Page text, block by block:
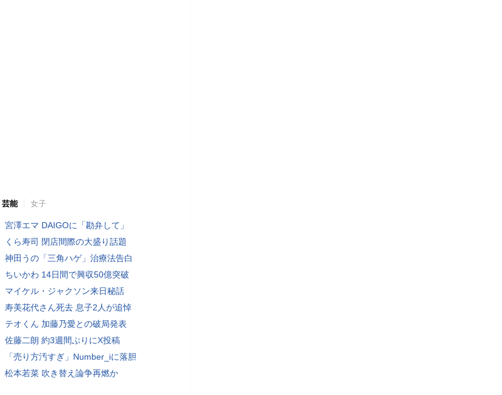
芸能 女子
宮澤エマ DAIGOに「勘弁して」
くら寿司 閉店間際の大盛り話題
神田うの「三角ハゲ」治療法告白
ちいかわ 14日間で興収50億突破
マイケル・ジャクソン来日秘話
寿美花代さん死去 息子2人が追悼
テオくん 加藤乃愛との破局発表
佐藤二朗 約3週間ぶりにX投稿
「売り方汚すぎ」Number_iに落胆
松本若菜 吹き替え論争再燃か